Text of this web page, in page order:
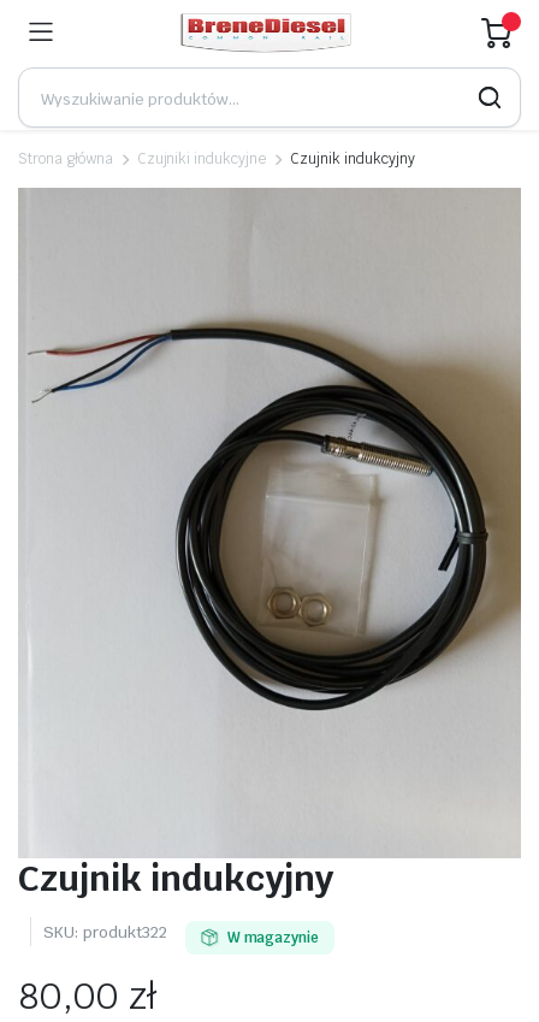
Strona główna Czujniki indukcyjne Czujnik indukcyjny
Czujnik indukcyjny
SKU: produkt322 W magazynie
80,00 zł